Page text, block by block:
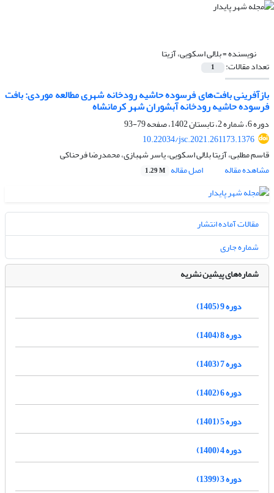
نویسنده =بلالی اسکویی، آزیتا
تعداد مقالات: 1
بازآفرینی بافت‌های فرسوده حاشیه رودخانه شهری مطالعه موردی: بافت
فرسوده حاشیه رودخانه آبشوران شهر کرمانشاه
دوره 6، شماره 2، تابستان 1402، صفحه
79-93
10.22034/jsc.2021.261173.1376
قاسم مطلبی، آزیتا بلالی اسکویی، یاسر شهبازی، محمدرضا فرحناکی
مشاهده مقاله
اصل مقاله 1.29 M
مقالات آماده انتشار
شماره جاری
شماره‌های پیشین نشریه
دوره 9 (1405)
دوره 8 (1404)
دوره 7 (1403)
دوره 6 (1402)
دوره 5 (1401)
دوره 4 (1400)
دوره 3 (1399)